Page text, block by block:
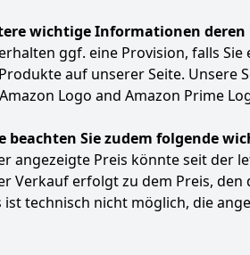
wichtige Informationen
ggf. eine Provision, falls
auf unserer Seite. Unsere
Logo and Amazon Prime
beachten Sie zudem folgende
angezeigte Preis könnte seit der
Verkauf erfolgt zu dem Preis,
ist technisch nicht möglich, die